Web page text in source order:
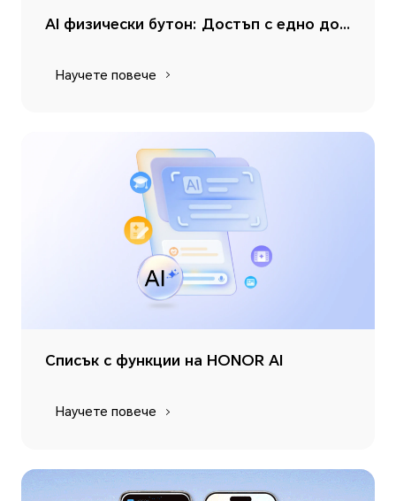
AI физически бутон: Достъп с едно докосване
Научете повече
Списък с функции на HONOR AI
Научете повече